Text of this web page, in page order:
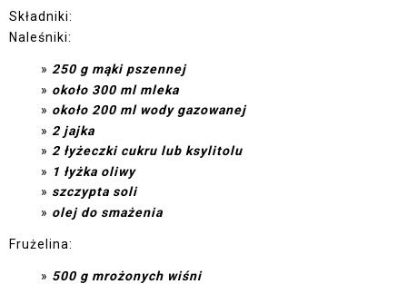
Składniki:
Naleśniki:
250 g mąki pszennej
około 300 ml mleka
około 200 ml wody gazowanej
2 jajka
2 łyżeczki cukru lub ksylitolu
1 łyżka oliwy
szczypta soli
olej do smażenia
Frużelina:
500 g mrożonych wiśni